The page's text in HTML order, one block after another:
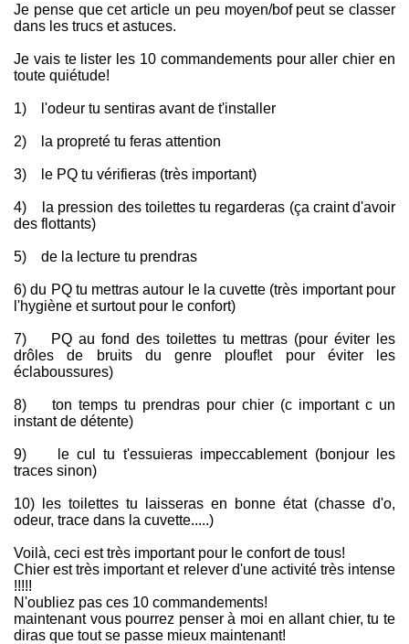
Je pense que cet article un peu moyen/bof peut se classer
dans les trucs et astuces.
Je vais te lister les 10 commandements pour aller chier en
toute quiétude!
1) l'odeur tu sentiras avant de t'installer
2) la propreté tu feras attention
3) le PQ tu vérifieras (très important)
4) la pression des toilettes tu regarderas (ça craint d'avoir
des flottants)
5) de la lecture tu prendras
6) du PQ tu mettras autour le la cuvette (très important pour
l'hygiène et surtout pour le confort)
7) PQ au fond des toilettes tu mettras (pour éviter les
drôles de bruits du genre plouf!et pour éviter les
éclaboussures)
8) ton temps tu prendras pour chier (c important c un
instant de détente)
9) le cul tu t'essuieras impeccablement (bonjour les
traces sinon)
10) les toilettes tu laisseras en bonne état (chasse d'o,
odeur, trace dans la cuvette.....)
Voilà, ceci est très important pour le confort de tous!
Chier est très important et relever d'une activité très intense
!!!!!
N'oubliez pas ces 10 commandements!
maintenant vous pourrez penser à moi en allant chier, tu te
diras que tout se passe mieux maintenant!